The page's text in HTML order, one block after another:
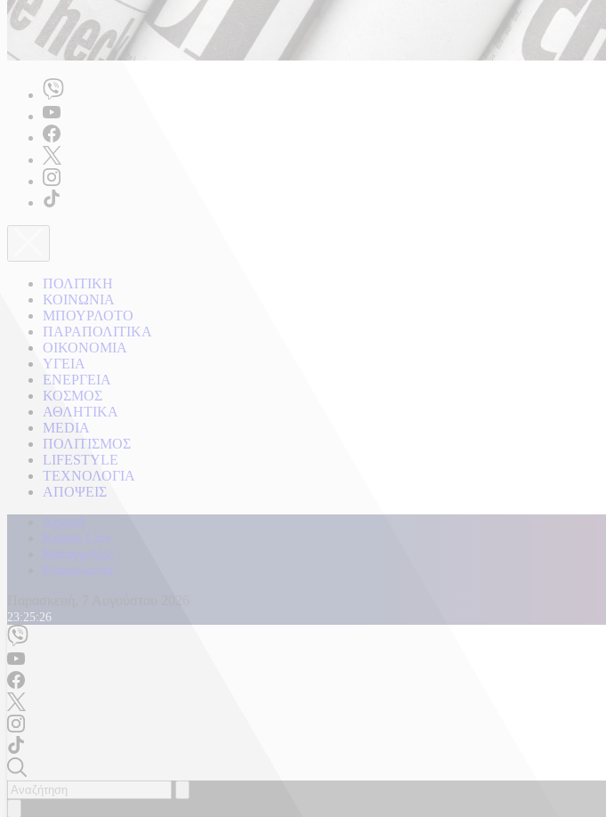
ΠΟΛΙΤΙΚΗ
ΚΟΙΝΩΝΙΑ
ΜΠΟΥΡΛΟΤΟ
ΠΑΡΑΠΟΛΙΤΙΚΑ
ΟΙΚΟΝΟΜΙΑ
ΥΓΕΙΑ
ΕΝΕΡΓΕΙΑ
ΚΟΣΜΟΣ
ΑΘΛΗΤΙΚΑ
MEDIA
ΠΟΛΙΤΙΣΜΟΣ
LIFESTYLE
ΤΕΧΝΟΛΟΓΙΑ
ΑΠΟΨΕΙΣ
Αρχική
Kontra Live
Καταγγελίες
Επικοινωνία
Παρασκευή, 7 Αυγούστου 2026
23:25:29